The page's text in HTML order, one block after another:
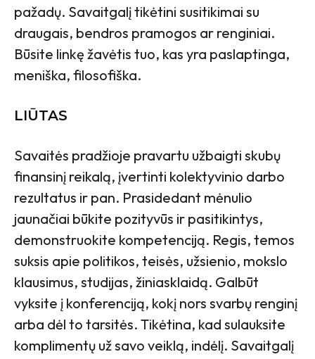
pažadų. Savaitgalį tikėtini susitikimai su
draugais, bendros pramogos ar renginiai.
Būsite linkę žavėtis tuo, kas yra paslaptinga,
meniška, filosofiška.
LIŪTAS
Savaitės pradžioje pravartu užbaigti skubų
finansinį reikalą, įvertinti kolektyvinio darbo
rezultatus ir pan. Prasidedant mėnulio
jaunačiai būkite pozityvūs ir pasitikintys,
demonstruokite kompetenciją. Regis, temos
suksis apie politikos, teisės, užsienio, mokslo
klausimus, studijas, žiniasklaidą. Galbūt
vyksite į konferenciją, kokį nors svarbų renginį
arba dėl to tarsitės. Tikėtina, kad sulauksite
komplimentų už savo veiklą, indėlį. Savaitgalį